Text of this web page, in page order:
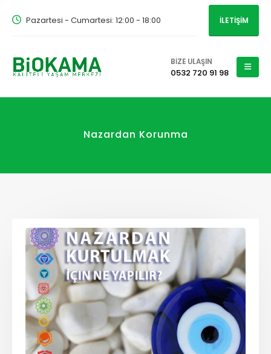
Pazartesi - Cumartesi: 12:00 - 18:00 İLETİŞİM
BİZE ULAŞIN
0532 720 91 98
Nazardan Korunma